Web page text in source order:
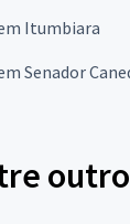
Itumbiara
Senador